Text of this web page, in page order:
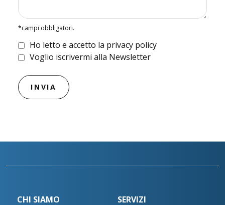
*campi obbligatori.
Ho letto e accetto la privacy policy
Voglio iscrivermi alla Newsletter
CHI SIAMO SERVIZI